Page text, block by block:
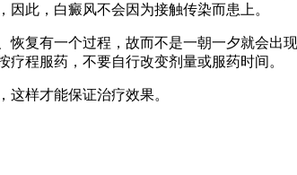
此，白癜风不会因为接触传染而患上。
复有一个过程，故而不是一朝一夕就会出
程服药，不要自行改变剂量或服药时间。
样才能保证治疗效果。